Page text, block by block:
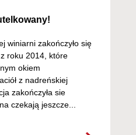
winiarni zakończyło się
roku 2014, które
okiem
z nadreńskiej
zakończyła sie
czekają jeszcze...